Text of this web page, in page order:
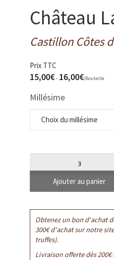
Château
Castillon Côtes
Prix TTC
15,00€– 16,00€/Bouteille
Millésime
Ajouter au panier
Obtenez un bon d'achat
300€ d'achat sur notre
truffes).
Livraison offerte dès